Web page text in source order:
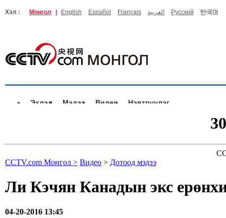
Хэл : Монгол English Español Français العربية Русский
Эхлэл Мэдээ Видео Нэвтрүүлэг
CCTV.com Монгол > Видео > Дотоод мэдээ
Ли Кэчян Канадын экс
04-20-2016 13:45